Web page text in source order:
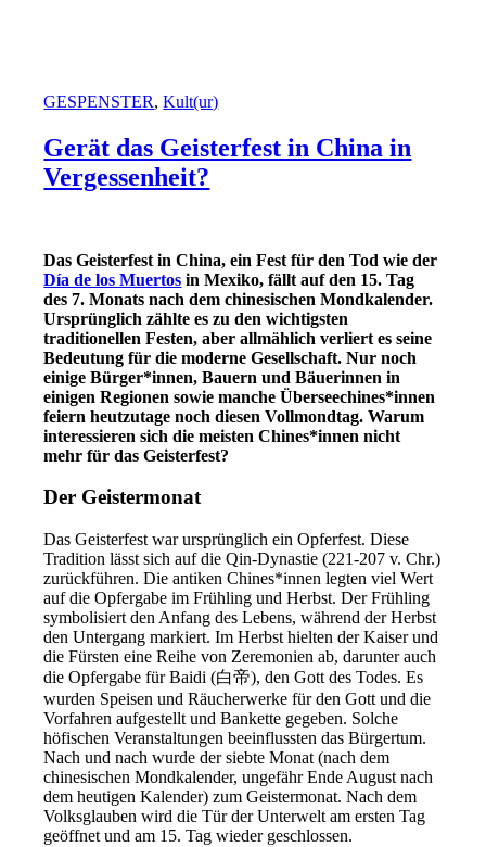
GESPENSTER,Kult(ur)
Gerät das Geisterfest in China in
Vergessenheit?
Das Geisterfest in China, ein Fest für den Tod wie der
Día de los Muertos in Mexiko, fällt auf den 15. Tag
des 7. Monats nach dem chinesischen Mondkalender.
Ursprünglich zählte es zu den wichtigsten
traditionellen Festen, aber allmählich verliert es seine
Bedeutung für die moderne Gesellschaft. Nur noch
einige Bürger*innen, Bauern und Bäuerinnen in
einigen Regionen sowie manche Überseechines*innen
feiern heutzutage noch diesen Vollmondtag. Warum
interessieren sich die meisten Chines*innen nicht
mehr für das Geisterfest?
Der Geistermonat
Das Geisterfest war ursprünglich ein Opferfest. Diese
Tradition lässt sich auf die Qin-Dynastie (221-207 v. Chr.)
zurückführen. Die antiken Chines*innen legten viel Wert
auf die Opfergabe im Frühling und Herbst. Der Frühling
symbolisiert den Anfang des Lebens, während der Herbst
den Untergang markiert. Im Herbst hielten der Kaiser und
die Fürsten eine Reihe von Zeremonien ab, darunter auch
die Opfergabe für Baidi (白帝), den Gott des Todes. Es
wurden Speisen und Räucherwerke für den Gott und die
Vorfahren aufgestellt und Bankette gegeben. Solche
höfischen Veranstaltungen beeinflussten das Bürgertum.
Nach und nach wurde der siebte Monat (nach dem
chinesischen Mondkalender, ungefähr Ende August nach
dem heutigen Kalender) zum Geistermonat. Nach dem
Volksglauben wird die Tür der Unterwelt am ersten Tag
geöffnet und am 15. Tag wieder geschlossen.